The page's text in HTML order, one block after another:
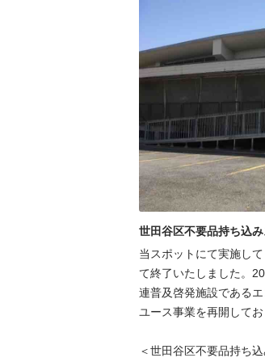
世田谷区不要品持ち込
当スポットにて実施し
て終了いたしました。
連普及啓発施設である
ユース事業を再開してお
＜世田谷区不要品持ち